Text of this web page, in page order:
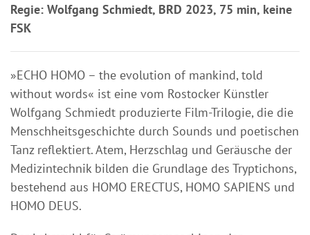
Regie: Wolfgang Schmiedt, BRD 2023, 75 min, keine
FSK
»ECHO HOMO – the evolution of mankind, told
without words« ist eine vom Rostocker Künstler
Wolfgang Schmiedt produzierte Film-Trilogie, die die
Menschheitsgeschichte durch Sounds und poetischen
Tanz reflektiert. Atem, Herzschlag und Geräusche der
Medizintechnik bilden die Grundlage des Tryptichons,
bestehend aus HOMO ERECTUS, HOMO SAPIENS und
HOMO DEUS.